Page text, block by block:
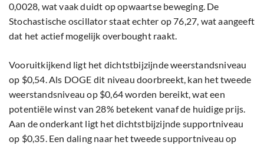
0,0028, wat vaak duidt op opwaartse beweging. De
Stochastische oscillator staat echter op 76,27, wat aangeeft
dat het actief mogelijk overbought raakt.
Vooruitkijkend ligt het dichtstbijzijnde weerstandsniveau
op $0,54. Als DOGE dit niveau doorbreekt, kan het tweede
weerstandsniveau op $0,64 worden bereikt, wat een
potentiële winst van 28% betekent vanaf de huidige prijs.
Aan de onderkant ligt het dichtstbijzijnde supportniveau
op $0,35. Een daling naar het tweede supportniveau op